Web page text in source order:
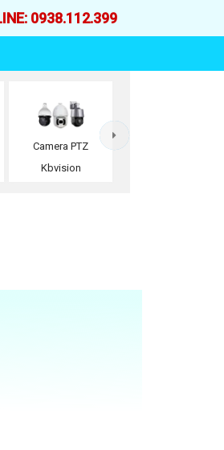
0938.112.399
Camera PTZ
Kbvision